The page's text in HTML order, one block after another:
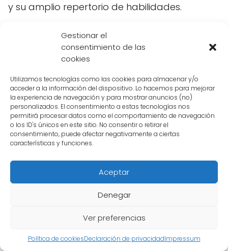
Gestionar el
consentimiento de las
cookies
Utilizamos tecnologías como las cookies para almacenar y/o
acceder a la información del dispositivo. Lo hacemos para mejorar
la experiencia de navegación y para mostrar anuncios (no)
personalizados. El consentimiento a estas tecnologías nos
permitirá procesar datos como el comportamiento de navegación
o los ID's únicos en este sitio. No consentir o retirar el
consentimiento, puede afectar negativamente a ciertas
características y funciones.
Aceptar
Denegar
Ver preferencias
Política de cookiesDeclaración de privacidadImpressum
y su amplio repertorio de habilidades.
En última instancia, el resultado de esta
batalla dependería de varios factores, como
estrategia utilizada
nivel de poder en ese momento
estado
mental. Ambos personajes son
increíblemente poderosos y cualquiera de
ellos podría salir victorioso en estabatalla
suprema.
Conclusión
comoVegetto Blue
Vegeta. Cada uno tiene sus propias
fortalezas y habilidades únicas. Una batalla